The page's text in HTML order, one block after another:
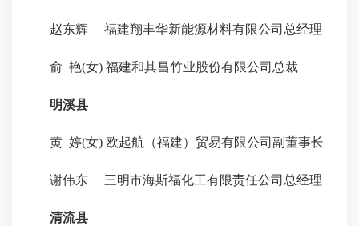
赵东辉 福建翔丰华新能源材料有限公司总经理
俞 艳(女) 福建和其昌竹业股份有限公司总裁
明溪县
黄 婷(女) 欧起航（福建）贸易有限公司副董事长
谢伟东 三明市海斯福化工有限责任公司总经理
清流县